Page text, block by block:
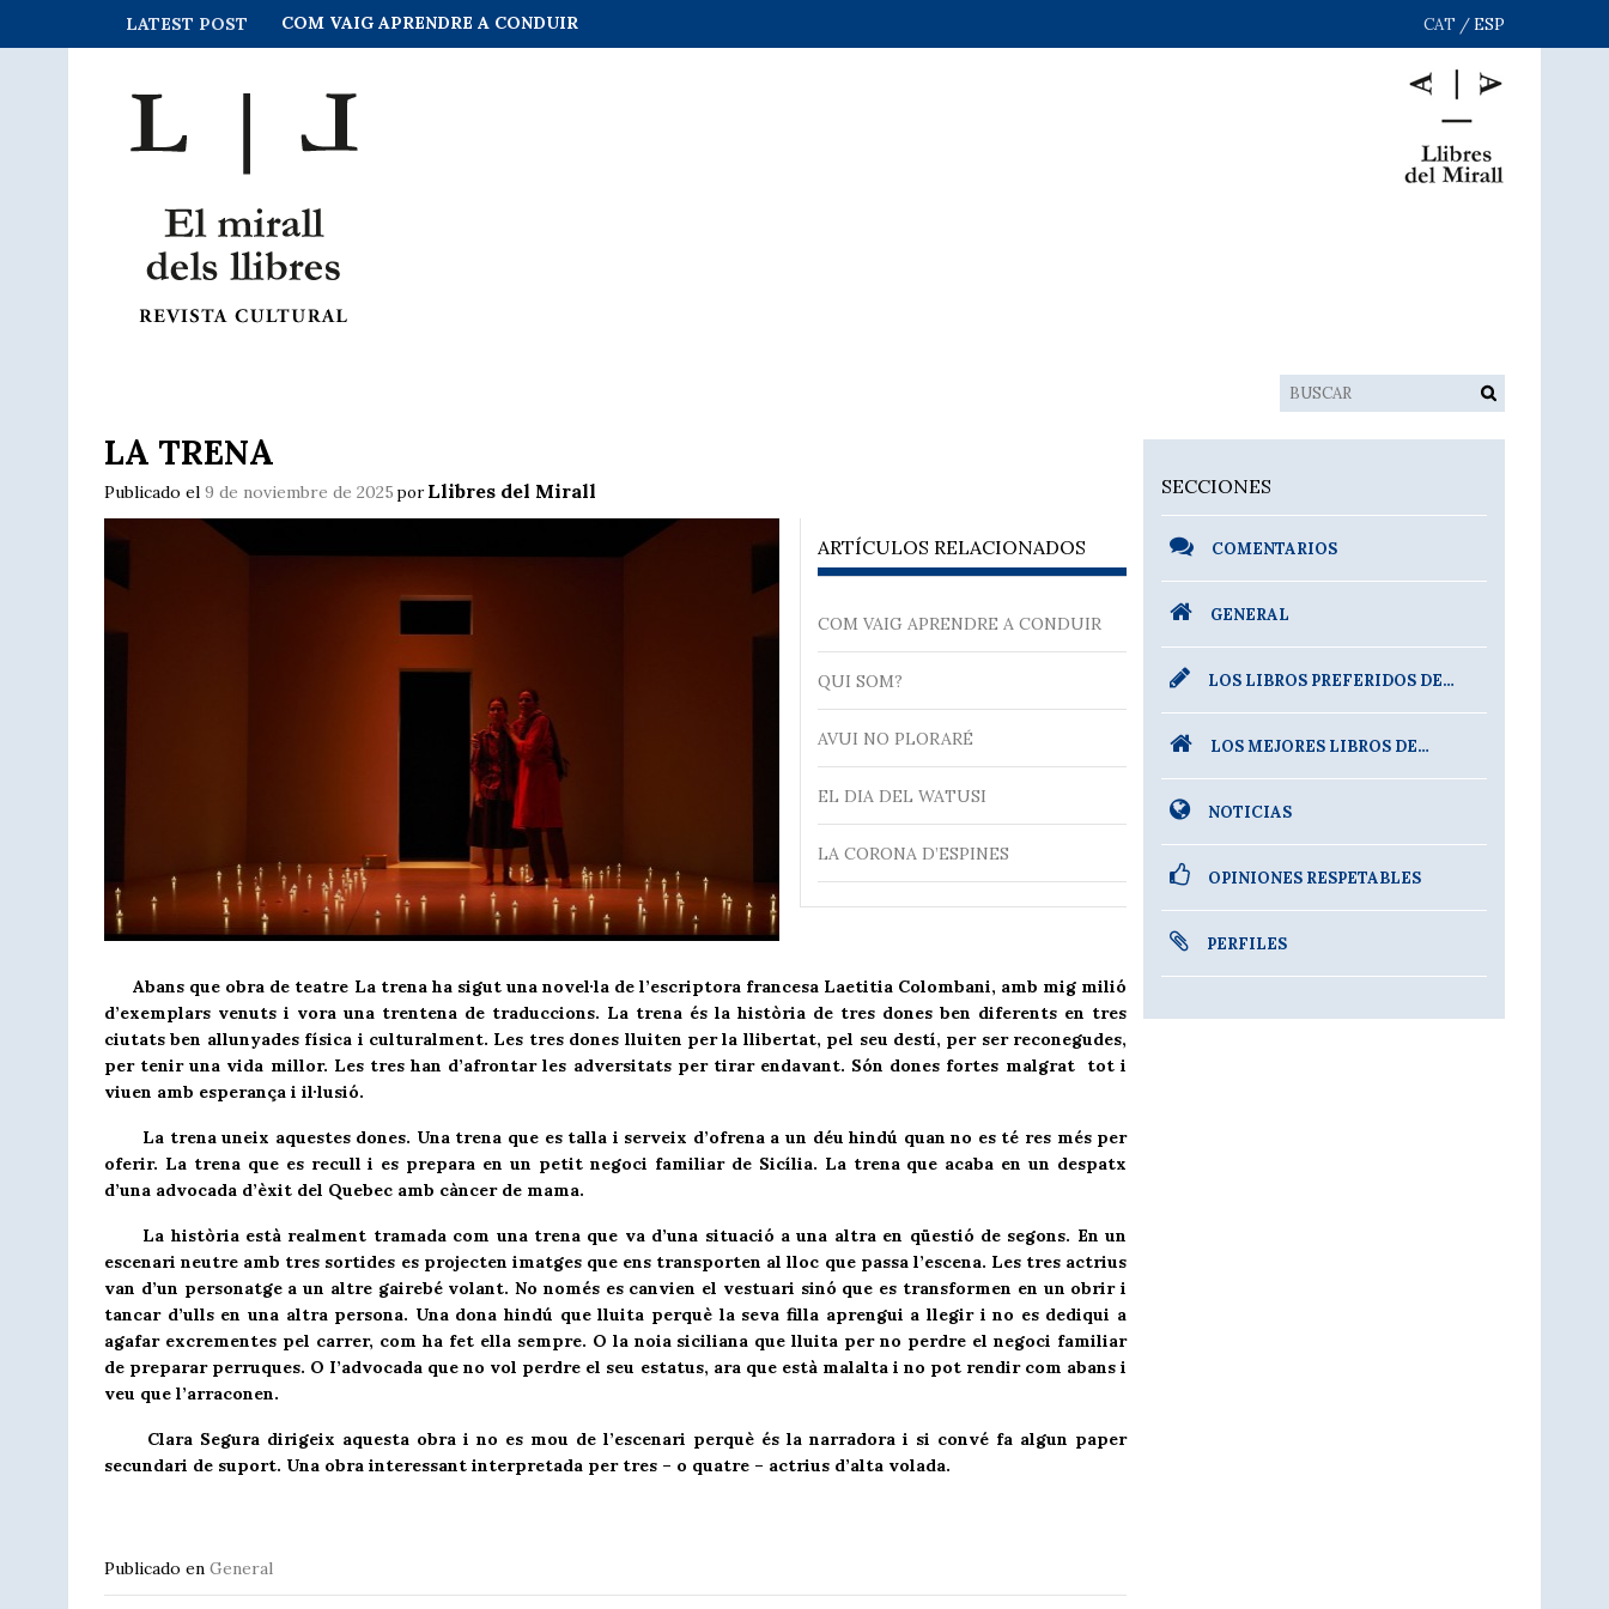
LATEST POST COM VAIG APRENDRE A CONDUIR CAT / ESP
LA TRENA
Publicado el 9 de noviembre de 2025 porLlibres del Mirall
ARTÍCULOS RELACIONADOS
COM VAIG APRENDRE A CONDUIR
QUI SOM?
AVUI NO PLORARÉ
EL DIA DEL WATUSI
LA CORONA D’ESPINES
Abans que obra de teatre La trena ha sigut una novel·la de l’escriptora francesa Laetitia Colombani, amb mig milió
d’exemplars venuts i vora una trentena de traduccions. La trena és la història de tres dones ben diferents en tres
ciutats ben allunyades física i culturalment. Les tres dones lluiten per la llibertat, pel seu destí, per ser reconegudes,
per tenir una vida millor. Les tres han d’afrontar les adversitats per tirar endavant. Són dones fortes malgrat tot i
viuen amb esperança i il·lusió.
La trena uneix aquestes dones. Una trena que es talla i serveix d’ofrena a un déu hindú quan no es té res més per
oferir. La trena que es recull i es prepara en un petit negoci familiar de Sicília. La trena que acaba en un despatx
d’una advocada d’èxit del Quebec amb càncer de mama.
La història està realment tramada com una trena que va d’una situació a una altra en qüestió de segons. En un
escenari neutre amb tres sortides es projecten imatges que ens transporten al lloc que passa l’escena. Les tres actrius
van d’un personatge a un altre gairebé volant. No només es canvien el vestuari sinó que es transformen en un obrir i
tancar d’ulls en una altra persona. Una dona hindú que lluita perquè la seva filla aprengui a llegir i no es dediqui a
agafar excrementes pel carrer, com ha fet ella sempre. O la noia siciliana que lluita per no perdre el negoci familiar
de preparar perruques. O I’advocada que no vol perdre el seu estatus, ara que està malalta i no pot rendir com abans i
veu que l’arraconen.
Clara Segura dirigeix aquesta obra i no es mou de l’escenari perquè és la narradora i si convé fa algun paper
secundari de suport. Una obra interessant interpretada per tres – o quatre – actrius d’alta volada.
Publicado en General
SECCIONES
COMENTARIOS
GENERAL
LOS LIBROS PREFERIDOS DE…
LOS MEJORES LIBROS DE…
NOTICIAS
OPINIONES RESPETABLES
PERFILES